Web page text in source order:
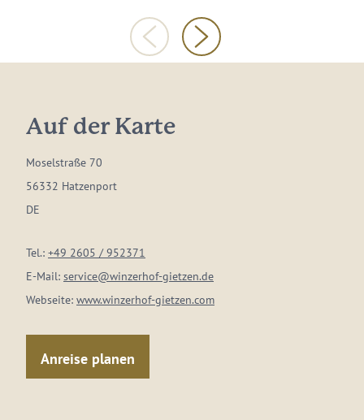
Auf der Karte
Moselstraße 70
56332 Hatzenport
DE
Tel.: +49 2605 / 952371
E-Mail: service@winzerhof-gietzen.de
Webseite: www.winzerhof-gietzen.com
Anreise planen